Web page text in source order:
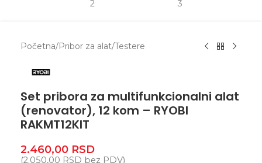
Početna/Pribor za alat/Testere
Set pribora za multifunkcionalni alat
(renovator), 12 kom – RYOBI
RAKMT12KIT
2.460,00 RSD
(2.050,00 RSD bez PDV)